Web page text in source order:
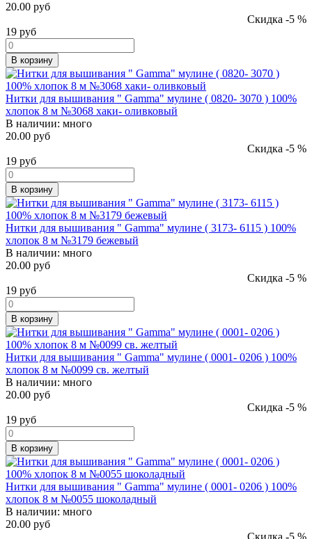
20.00 руб
Скидка -5 %
19 руб
В корзину
Нитки для вышивания " Gamma" мулине ( 0820- 3070 ) 100%
хлопок 8 м №3068 хаки- оливковый
В наличии: много
20.00 руб
Скидка -5 %
19 руб
В корзину
Нитки для вышивания " Gamma" мулине ( 3173- 6115 ) 100%
хлопок 8 м №3179 бежевый
В наличии: много
20.00 руб
Скидка -5 %
19 руб
В корзину
Нитки для вышивания " Gamma" мулине ( 0001- 0206 ) 100%
хлопок 8 м №0099 св. желтый
В наличии: много
20.00 руб
Скидка -5 %
19 руб
В корзину
Нитки для вышивания " Gamma" мулине ( 0001- 0206 ) 100%
хлопок 8 м №0055 шоколадный
В наличии: много
20.00 руб
Скидка -5 %